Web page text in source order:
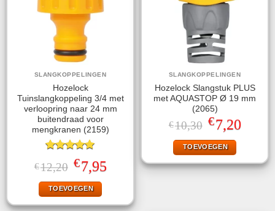
SLANGKOPPELINGEN
Hozelock
Tuinslangkoppeling 3/4 met
verloopring naar 24 mm
buitendraad voor
mengkranen (2159)
Gewaardeerd
5.00uit 5
€12,20 Oorspronkelijke
prijs
was:
€12,20.
€7,95Huidige
prijs
TOEVOEGEN
SLANGKOPPELINGEN
Hozelock Slangstuk PLUS
met AQUASTOP Ø 19 mm
(2065)
€10,30 Oorspronkelijke
prijs
was:
€10,30.
€7,20Huidige
prijs
TOEVOEGEN